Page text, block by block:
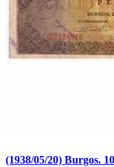
(1938/05/20) Burgos.